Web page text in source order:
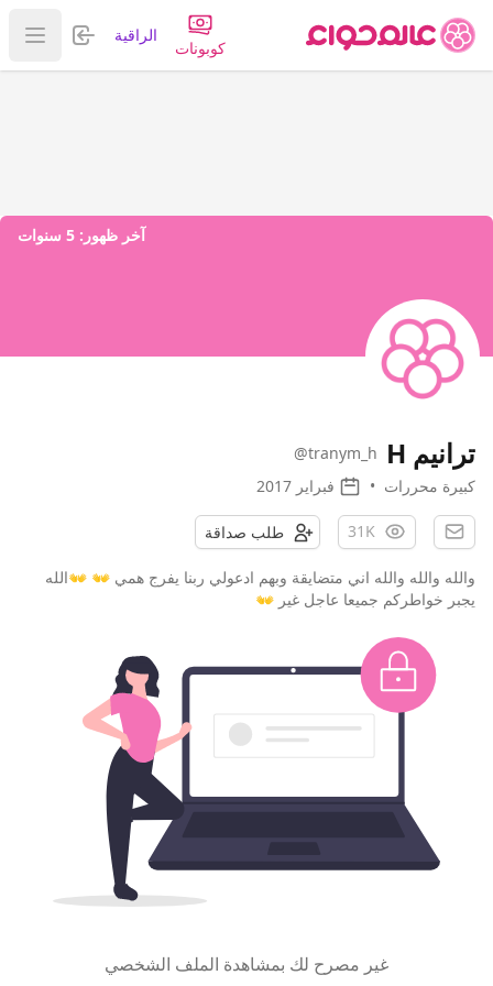
كوبونات
الراقية تسجيل
عرض
آخر ظهور: 5 سنوات
ترانيم H
@tranym_h
كبيرة محررات • فبراير 2017
31K طلب صداقة
والله والله والله اني متضايقة وبهم ادعولي ربنا يفرج همي 👐 👐الله
يجبر خواطركم جميعا عاجل غير 👐
غير مصرح لك بمشاهدة الملف الشخصي